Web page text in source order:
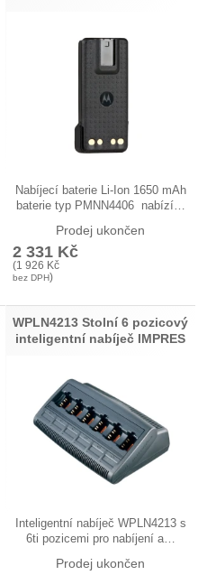
Nabíjecí baterie Li-Ion 1650 mAh
baterie typ PMNN4406 nabízí…
Prodej ukončen
2 331 Kč
(1 926 Kč
bez DPH)
WPLN4213 Stolní 6 pozicový
inteligentní nabíječ IMPRES
Inteligentní nabíječ WPLN4213 s
6ti pozicemi pro nabíjení a…
Prodej ukončen